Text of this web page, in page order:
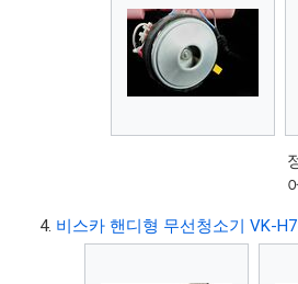
비스카 핸디형 무선청소기 VK-